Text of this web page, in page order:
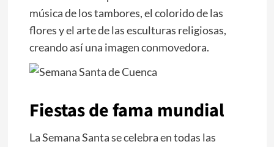
música de los tambores, el colorido de las
flores y el arte de las esculturas religiosas,
creando así una imagen conmovedora.
Fiestas de fama mundial
La Semana Santa se celebra en todas las